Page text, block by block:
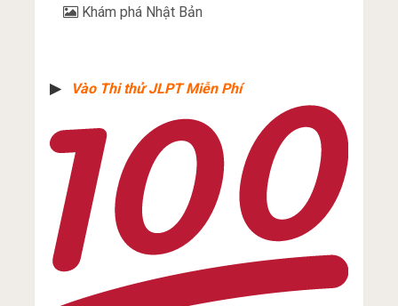
Khám phá Nhật Bản
▶︎ Vào Thi thử JLPT Miễn Phí